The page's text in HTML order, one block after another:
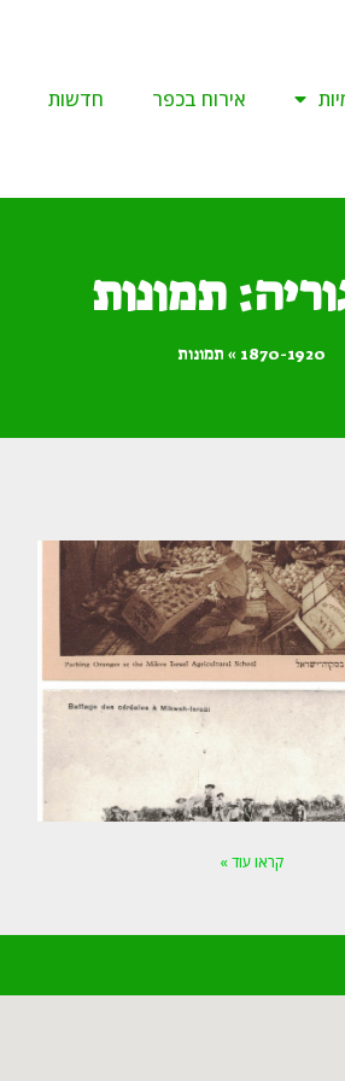
אירוח בכפר חדשות
תמונות
1870-1920
» תמונות
קראו עוד »